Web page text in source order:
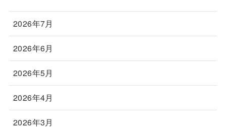
2026年7月
2026年6月
2026年5月
2026年4月
2026年3月